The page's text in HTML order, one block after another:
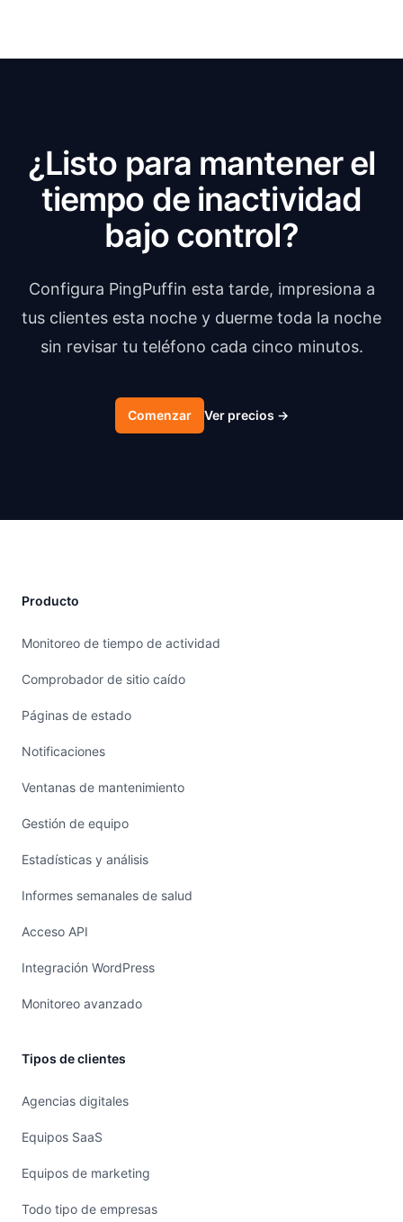
¿Listo para mantener el
tiempo de inactividad
bajo control?
Configura PingPuffin esta tarde, impresiona a
tus clientes esta noche y duerme toda la noche
sin revisar tu teléfono cada cinco minutos.
Comenzar Ver precios →
Producto
Monitoreo de tiempo de actividad
Comprobador de sitio caído
Páginas de estado
Notificaciones
Ventanas de mantenimiento
Gestión de equipo
Estadísticas y análisis
Informes semanales de salud
Acceso API
Integración WordPress
Monitoreo avanzado
Tipos de clientes
Agencias digitales
Equipos SaaS
Equipos de marketing
Todo tipo de empresas